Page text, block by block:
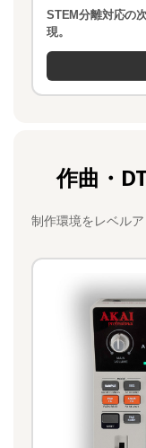
STEM分離対応の
現。
作曲・
制作環境をレベル